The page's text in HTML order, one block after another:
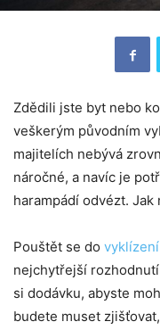
Zdědili jste byt nebo
veškerým původním
majitelích nebývá
náročné, a navíc je
harampádí odvézt.
Pouštět se do
nejchytřejší
si dodávku, abyste
budete muset